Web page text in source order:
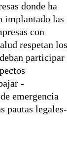
donde ha
implantado las
con
respetan
participar
-
emergencia
pautas